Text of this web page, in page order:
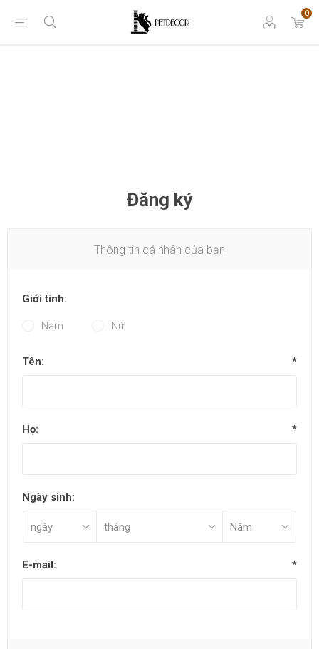
0
Đăng ký
Thông tin cá nhân của bạn
Giới tính:
Nam Nữ
Tên: *
Họ: *
Ngày sinh:
E-mail: *